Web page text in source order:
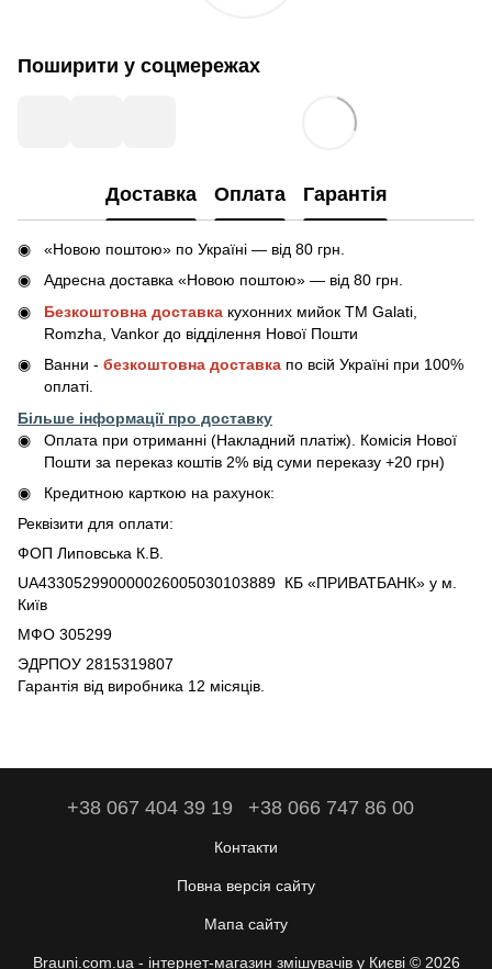
Поширити у соцмережах
Доставка Оплата Гарантія
«Новою поштою» по Україні — від 80 грн.
Адресна доставка «Новою поштою» — від 80 грн.
Безкоштовна доставка кухонних мийок ТМ Galati,
Romzha, Vankor до відділення Нової Пошти
Ванни - безкоштовна доставка по всій Україні при 100%
оплаті.
Більше інформації про доставку
Оплата при отриманні (Накладний платіж). Комісія Нової
Пошти за переказ коштів 2% від суми переказу +20 грн)
Кредитною карткою на рахунок:
Реквізити для оплати:
ФОП Липовська К.В.
UA433052990000026005030103889 КБ «ПРИВАТБАНК» у м.
Київ
МФО 305299
ЭДРПОУ 2815319807
Гарантія від виробника 12 місяців.
+38 067 404 39 19 +38 066 747 86 00
Контакти
Повна версія сайту
Мапа сайту
Brauni.com.ua - інтернет-магазин змішувачів у Києві © 2026